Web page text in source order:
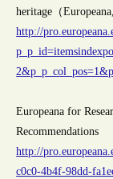
heritage（
http://
Europeana for
Recommendations
http://
c0c0-4b4f-98dd-